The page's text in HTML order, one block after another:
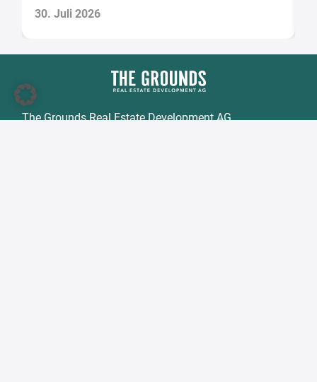
30. Juli 2026
The Grounds Real Estate Development AG